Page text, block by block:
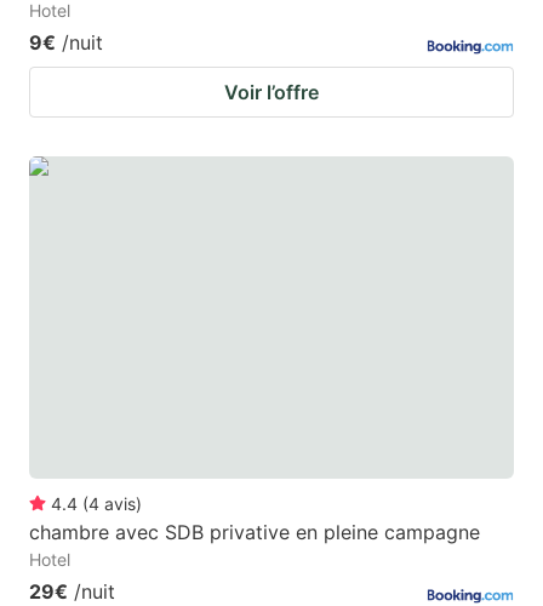
Hotel
9€ /nuit
Voir l’offre
4.4 (4 avis)
chambre avec SDB privative en pleine campagne
Hotel
29€ /nuit